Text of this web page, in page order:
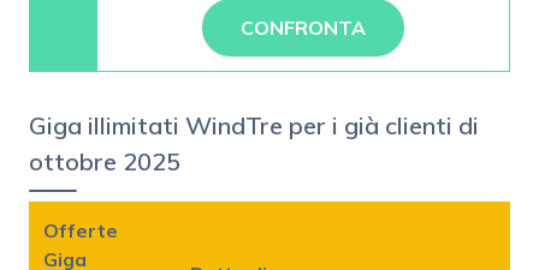
CONFRONTA
Giga illimitati WindTre per i già clienti di
ottobre 2025
Offerte
Giga